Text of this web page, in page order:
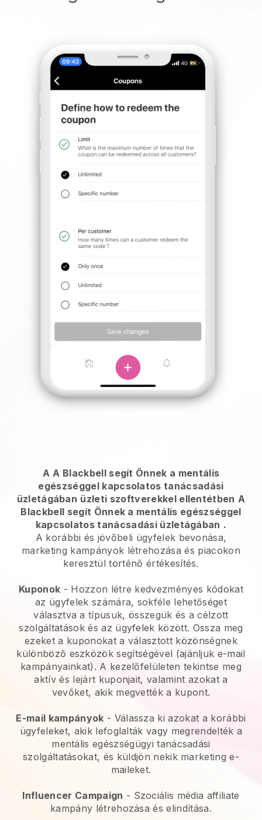
A A Blackbell segít Önnek a mentális
egészséggel kapcsolatos tanácsadási
üzletágában üzleti szoftverekkel ellentétben A
Blackbell segít Önnek a mentális egészséggel
kapcsolatos tanácsadási üzletágában .
A korábbi és jövőbeli ügyfelek bevonása,
marketing kampányok létrehozása és piacokon
keresztül történő értékesítés.
Kuponok - Hozzon létre kedvezményes kódokat
az ügyfelek számára, sokféle lehetőséget
választva a típusuk, összegük és a célzott
szolgáltatások és az ügyfelek között. Ossza meg
ezeket a kuponokat a választott közönségnek
különböző eszközök segítségével (ajánljuk e-mail
kampányainkat). A kezelőfelületen tekintse meg
aktív és lejárt kuponjait, valamint azokat a
vevőket, akik megvették a kupont.
E-mail kampányok - Válassza ki azokat a korábbi
ügyfeleket, akik lefoglalták vagy megrendelték a
mentális egészségügyi tanácsadási
szolgáltatásokat, és küldjön nekik marketing e-
maileket.
Influencer Campaign - Szociális média affiliate
kampány létrehozása és elindítása.